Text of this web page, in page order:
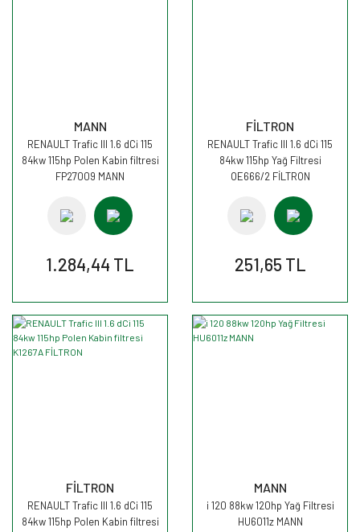
MANN
RENAULT Trafic III 1.6 dCi 115
84kw 115hp Polen Kabin filtresi
FP27009 MANN
1.284,44 TL
FİLTRON
RENAULT Trafic III 1.6 dCi 115
84kw 115hp Yağ Filtresi
OE666/2 FİLTRON
251,65 TL
FİLTRON
RENAULT Trafic III 1.6 dCi 115
84kw 115hp Polen Kabin filtresi
MANN
i 120 88kw 120hp Yağ Filtresi
HU6011z MANN